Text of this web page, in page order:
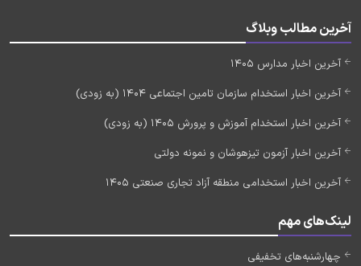
آخرین مطالب وبلاگ
آخرین اخبار مدارس 1405
آخرین اخبار استخدام سازمان تامین اجتماعی 1404 (به زودی)
آخرین اخبار استخدام آموزش و پرورش 1405 (به زودی)
آخرین اخبار آزمون تیزهوشان و نمونه دولتی
آخرین اخبار استخدامی منطقه آزاد تجاری صنعتی 1405
لینک‌های مهم
چهارشنبه‌های تخفیفی